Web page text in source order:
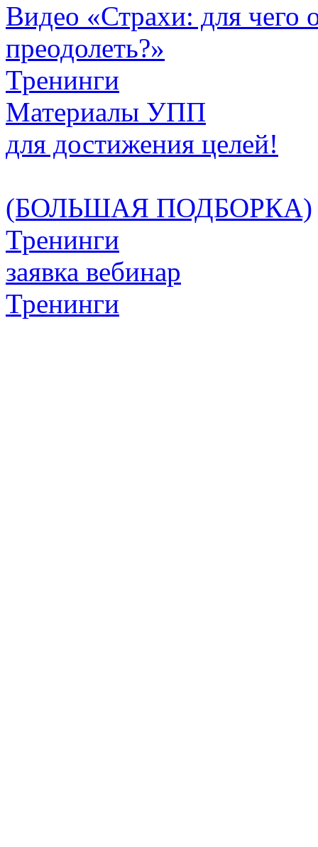
Видео «Страхи: для
преодолеть?»
Тренинги
Материалы УПП
для достижения целей!
(БОЛЬШАЯ ПОДБОРКА)
Тренинги
заявка вебинар
Тренинги